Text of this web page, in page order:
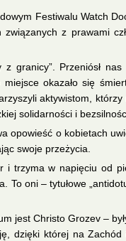
Festiwalu Watch
z prawami
granicy”. Przeniósł
okazało się
aktywistom,
solidarności i
opowieść o kobietach
swoje przeżycia.
i trzyma w napięciu od
oni – tytułowe
jest Christo Grozev –
dzięki której na